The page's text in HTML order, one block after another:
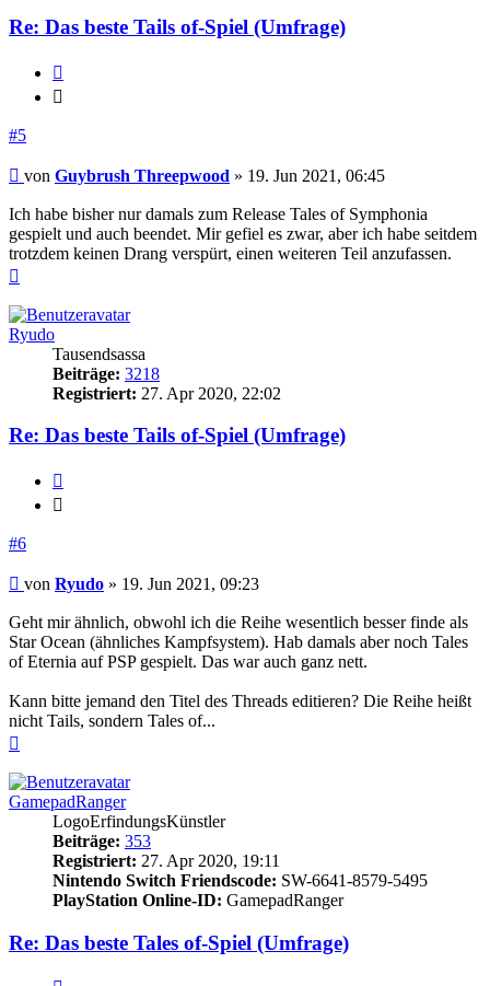
Re: Das beste Tails of-Spiel (Umfrage)
#5
Beitrag
von Guybrush Threepwood » 19. Jun 2021, 06:45
Ich habe bisher nur damals zum Release Tales of Symphonia
gespielt und auch beendet. Mir gefiel es zwar, aber ich habe seitdem
trotzdem keinen Drang verspürt, einen weiteren Teil anzufassen.
Ryudo
Tausendsassa
Beiträge: 3218
Registriert: 27. Apr 2020, 22:02
Re: Das beste Tails of-Spiel (Umfrage)
#6
Beitrag
von Ryudo » 19. Jun 2021, 09:23
Geht mir ähnlich, obwohl ich die Reihe wesentlich besser finde als
Star Ocean (ähnliches Kampfsystem). Hab damals aber noch Tales
of Eternia auf PSP gespielt. Das war auch ganz nett.
Kann bitte jemand den Titel des Threads editieren? Die Reihe heißt
nicht Tails, sondern Tales of...
GamepadRanger
LogoErfindungsKünstler
Beiträge: 353
Registriert: 27. Apr 2020, 19:11
Nintendo Switch Friendscode: SW-6641-8579-5495
PlayStation Online-ID: GamepadRanger
Re: Das beste Tales of-Spiel (Umfrage)